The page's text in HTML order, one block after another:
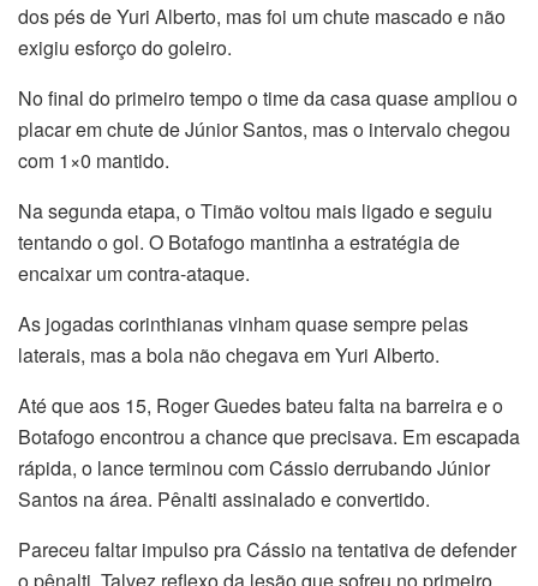
dos pés de Yuri Alberto, mas foi um chute mascado e não
exigiu esforço do goleiro.
No final do primeiro tempo o time da casa quase ampliou o
placar em chute de Júnior Santos, mas o intervalo chegou
com 1×0 mantido.
Na segunda etapa, o Timão voltou mais ligado e seguiu
tentando o gol. O Botafogo mantinha a estratégia de
encaixar um contra-ataque.
As jogadas corinthianas vinham quase sempre pelas
laterais, mas a bola não chegava em Yuri Alberto.
Até que aos 15, Roger Guedes bateu falta na barreira e o
Botafogo encontrou a chance que precisava. Em escapada
rápida, o lance terminou com Cássio derrubando Júnior
Santos na área. Pênalti assinalado e convertido.
Pareceu faltar impulso pra Cássio na tentativa de defender
o pênalti. Talvez reflexo da lesão que sofreu no primeiro